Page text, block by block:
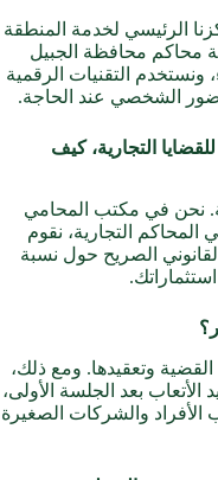
الرئيسي لخدمة المنطقة
محاكم محافظة الجبيل
ونستخدم التقنيات الرقمية
الشخصي عند الحاجة.
التجارية، كيف
نحن في مكتب المحامي
التجارية، نقوم
الصريح حول نسبة
وتعقيدها. ومع ذلك،
الأتعاب بعد الجلسة الأولى،
والشركات الصغيرة